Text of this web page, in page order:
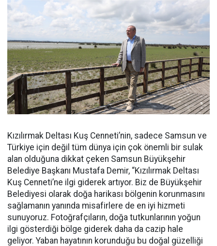
Kızılırmak Deltası Kuş Cenneti’nin, sadece Samsun ve
Türkiye için değil tüm dünya için çok önemli bir sulak
alan olduğuna dikkat çeken Samsun Büyükşehir
Belediye Başkanı Mustafa Demir, “Kızılırmak Deltası
Kuş Cenneti’ne ilgi giderek artıyor. Biz de Büyükşehir
Belediyesi olarak doğa harikası bölgenin korunmasını
sağlamanın yanında misafirlere de en iyi hizmeti
sunuyoruz. Fotoğrafçıların, doğa tutkunlarının yoğun
ilgi gösterdiği bölge giderek daha da cazip hale
geliyor. Yaban hayatının korunduğu bu doğal güzelliği